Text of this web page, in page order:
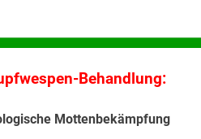
Behandlung:
Mottenbekämpfung